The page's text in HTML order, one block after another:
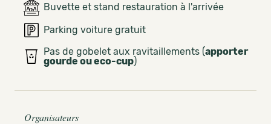
Buvette et stand restauration à l'arrivée
Parking voiture gratuit
Pas de gobelet aux ravitaillements (apporter
gourde ou eco-cup)
Organisateurs